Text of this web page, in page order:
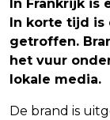
In Frankrijk is
In korte tijd
getroffen.
het vuur
lokale media.
De brand is